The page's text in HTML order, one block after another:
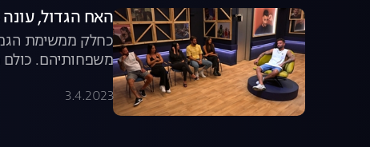
האח הגדול, עונה 4, פרק 57: משימת הגמר שוברת שיאים
כחלק ממשימת
משפחותיהם.
של טליה מפתיע
3.4.2023